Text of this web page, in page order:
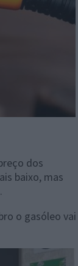
dos
baixo, mas
o gasóleo vai